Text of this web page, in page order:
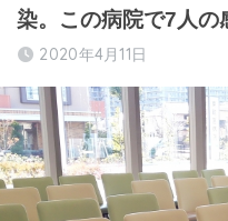
染。この病院で7人の
2020年4月11日